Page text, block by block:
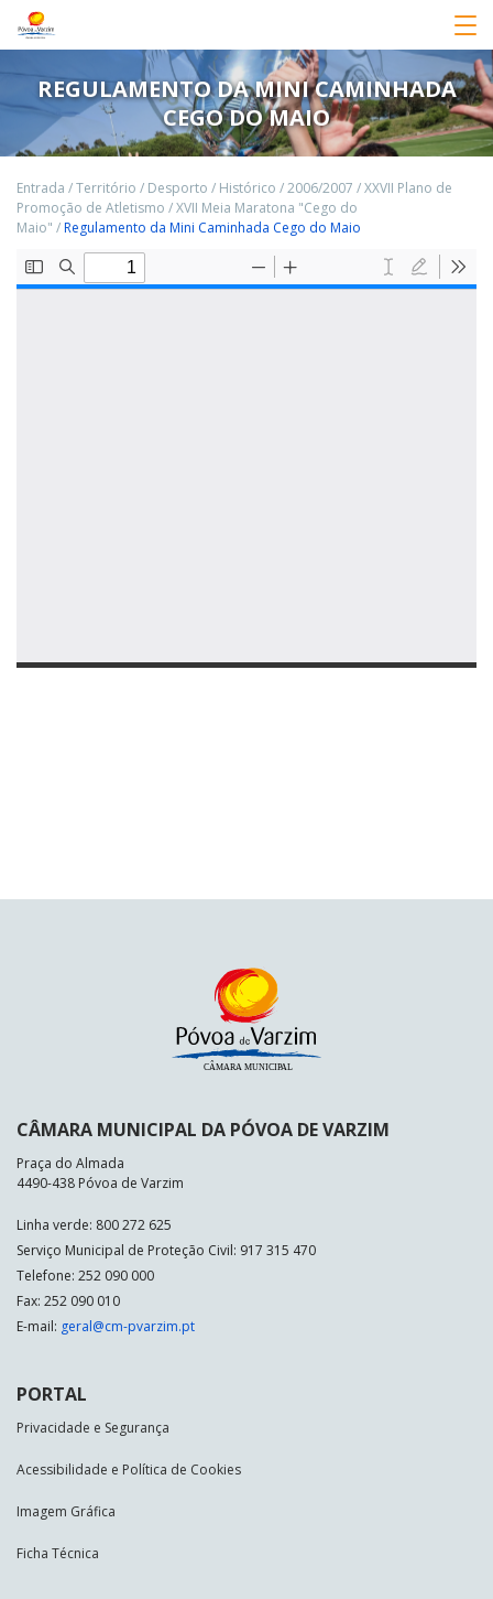
REGULAMENTO DA MINI CAMINHADA
CEGO DO MAIO
Entrada /Território / Desporto / Histórico /2006/2007 /XXVII Plano de
Promoção de Atletismo /XVII Meia Maratona "Cego do
Maio" /Regulamento da Mini Caminhada Cego do Maio
CÂMARA MUNICIPAL DA PÓVOA DE VARZIM
Praça do Almada
4490-438 Póvoa de Varzim
Linha verde: 800 272 625
Serviço Municipal de Proteção Civil: 917 315 470
Telefone: 252 090 000
Fax: 252 090 010
E-mail: geral@cm-pvarzim.pt
PORTAL
Privacidade e Segurança
Acessibilidade e Política de Cookies
Imagem Gráfica
Ficha Técnica